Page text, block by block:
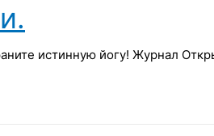
истинную йогу! Журнал